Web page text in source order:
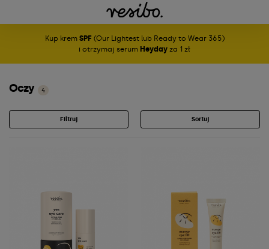
Kup kremSPF (Our Lightest lub Ready to Wear 365)
i otrzymaj serum Heyday za 1 zł
Oczy 4
Filtruj Sortuj